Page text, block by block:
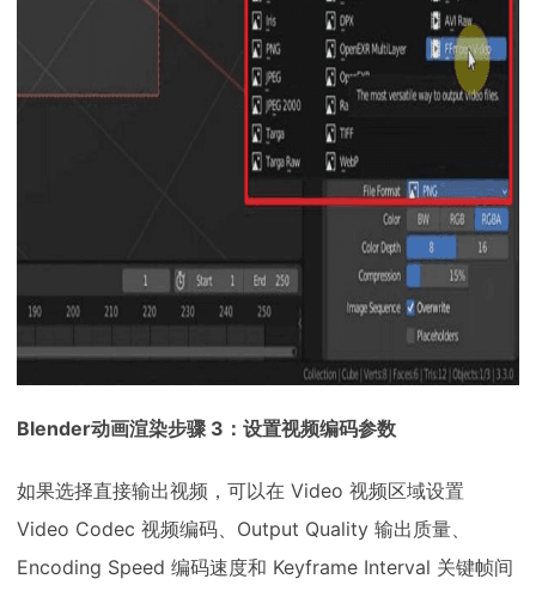
Blender动画渲染步骤 3：设置视频编码参数
如果选择直接输出视频，可以在 Video 视频区域设置
Video Codec 视频编码、Output Quality 输出质量、
Encoding Speed 编码速度和 Keyframe Interval 关键帧间